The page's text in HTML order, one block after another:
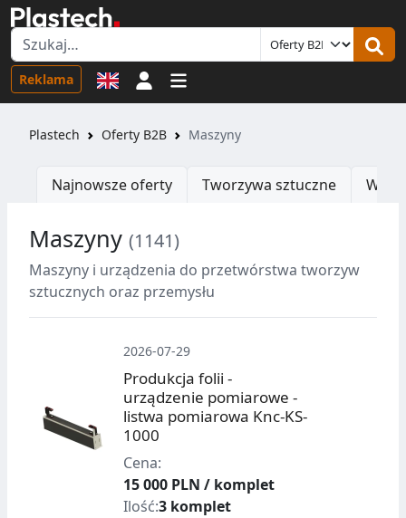
Reklama Logowanie
Plastech Oferty B2B Maszyny
Najnowsze oferty Tworzywa sztuczne
Maszyny (1141)
Maszyny i urządzenia do przetwórstwa tworzyw
sztucznych oraz przemysłu
2026-07-29
Produkcja folii -
urządzenie pomiarowe -
listwa pomiarowa Knc-KS-
1000
Cena:
15 000 PLN / komplet
Ilość:3 komplet